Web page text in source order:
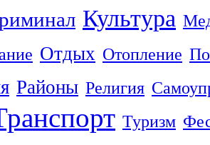
Культура
Отдых Отопление
Районы Религия
Туризм